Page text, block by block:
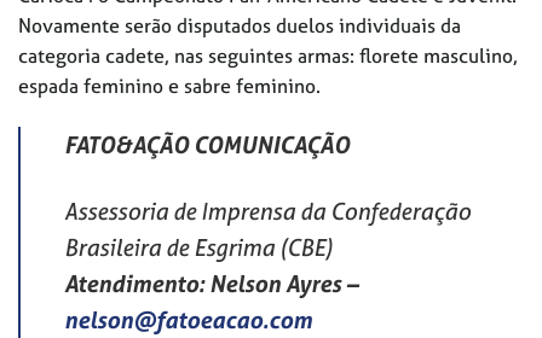
Novamente serão disputados duelos individuais da
categoria cadete, nas seguintes armas: florete masculino,
espada feminino e sabre feminino.
FATO&AÇÃO COMUNICAÇÃO
Assessoria de Imprensa da Confederação
Brasileira de Esgrima (CBE)
Atendimento: Nelson Ayres–
nelson@fatoeacao.com